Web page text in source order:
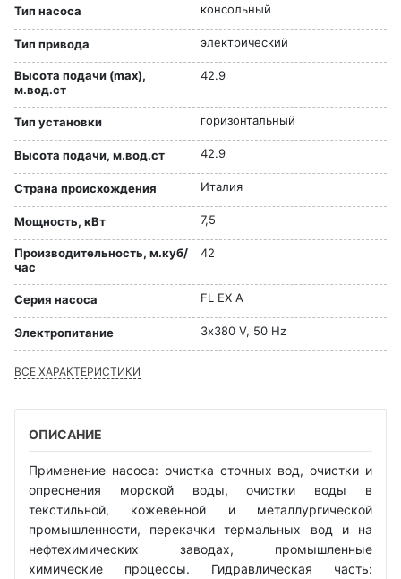
Тип насоса консольный
Тип привода электрический
Высота подачи (max),
м.вод.ст
42.9
Тип установки горизонтальный
Высота подачи, м.вод.ст 42.9
Страна происхождения Италия
Мощность, кВт 7,5
Производительность, м.куб/
час
42
Серия насоса FL EX A
Электропитание 3х380 V, 50 Hz
ВСЕ ХАРАКТЕРИСТИКИ
ОПИСАНИЕ
Применение насоса: очистка сточных вод, очистки и
опреснения морской воды, очистки воды в
текстильной, кожевенной и металлургической
промышленности, перекачки термальных вод и на
нефтехимических заводах, промышленные
химические процессы. Гидравлическая часть: